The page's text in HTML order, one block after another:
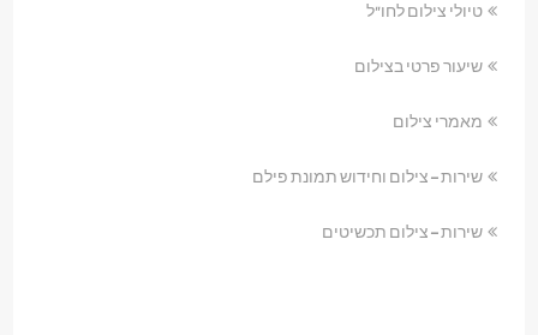
טיולי צילום לחו"ל
שיעור פרטי בצילום
מאמרי צילום
שירות – צילום וחידוש תמונת פילם
שירות – צילום תכשיטים